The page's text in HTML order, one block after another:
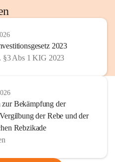
2023
§3 Abs 1 KIG 2023
zur Bekämpfung der
der Rebe und der
Rebzikade